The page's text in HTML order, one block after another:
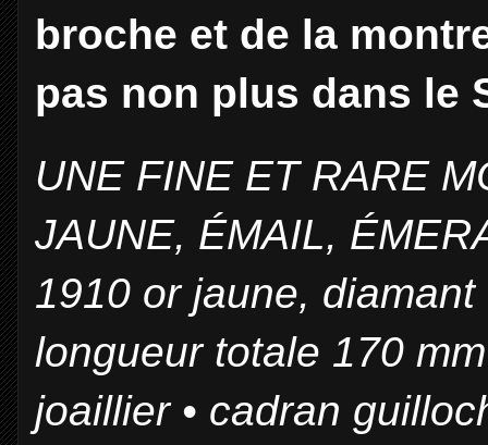
broche et de la
pas non plus dans le
UNE FINE ET RARE
JAUNE, ÉMAIL,
1910 or jaune,
longueur totale 170
joaillier • cadran